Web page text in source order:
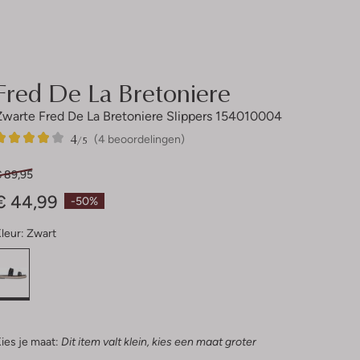
De La Bretoniere
Fred De La Bretoniere Slippers 154010004
(4 beoordelingen)
4/5
-50%
89,95
44,99
Zwart
je maat: Dit item valt klein, kies een maat groter